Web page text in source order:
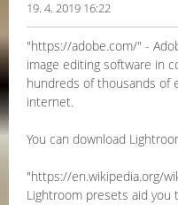
19. 4. 2019 16:22
"https://adobe.com/" -
image editing software in
hundreds of thousands of
internet.
You can download
"https://en.wikipedia.org/
Lightroom presets aid